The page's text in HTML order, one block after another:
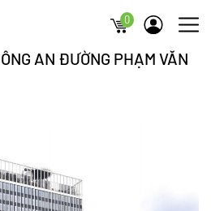
0
AN ĐƯỜNG PHẠM VĂN